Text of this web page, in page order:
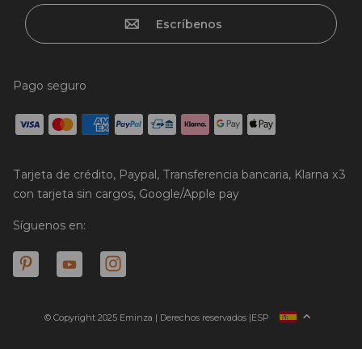
Escríbenos
Pago seguro
Tarjeta de crédito, Paypal, Transferencia bancaria, Klarna x3
con tarjeta sin cargos, Google/Apple pay
Síguenos en:
© Copyright 2025 Eminza | Derechos reservados |
FRANCIAESP